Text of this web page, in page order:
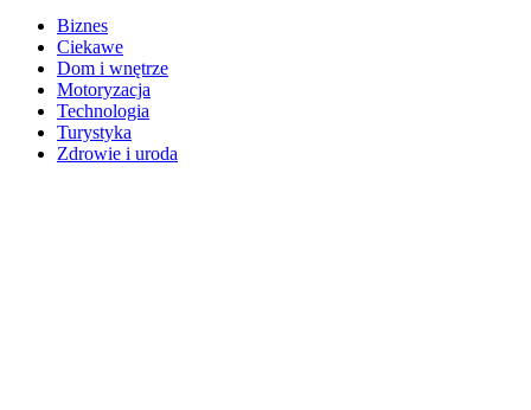
Biznes
Ciekawe
Dom i wnętrze
Motoryzacja
Technologia
Turystyka
Zdrowie i uroda